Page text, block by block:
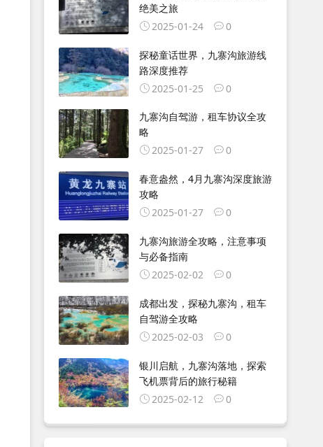
绝美之旅
2025-01-24
0
探秘童话世界，九寨沟旅游线
路深度推荐
2025-01-25
0
九寨沟自驾游，租车协议全攻
略
2025-01-27
0
春意盎然，4月九寨沟深度旅游
攻略
2025-01-27
0
九寨沟旅游全攻略，注意事项
与必备指南
2025-02-02
0
成都出发，探秘九寨沟，租车
自驾游全攻略
2025-02-03
0
银川启航，九寨沟落地，探索
飞机票背后的旅行秘籍
2025-02-12
0